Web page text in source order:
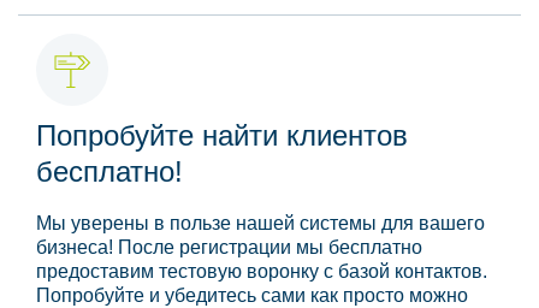
Попробуйте найти клиентов
бесплатно!
Мы уверены в пользе нашей системы для вашего
бизнеса! После регистрации мы бесплатно
предоставим тестовую воронку с базой контактов.
Попробуйте и убедитесь сами как просто можно